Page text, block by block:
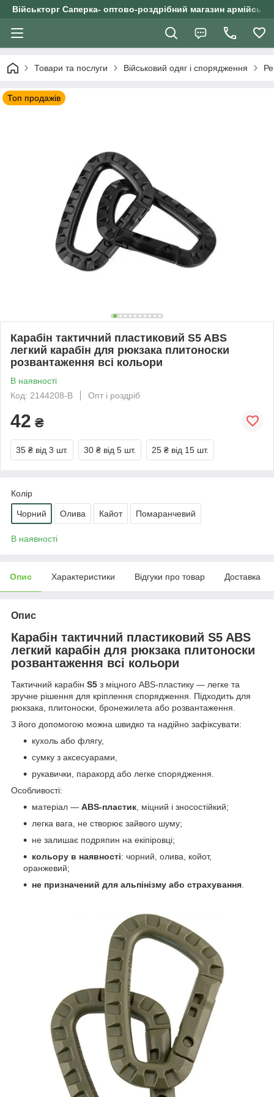
Військторг Саперка- оптово-роздрібний магазин
Товари та послуги Військовий одяг і спорядження
Топ продажів
Карабін тактичний пластиковий S5 ABS
легкий карабін для рюкзака плитоноски
розвантаження всі кольори
В наявності
Код: 2144208-B
Опт і роздріб
42 ₴
35 ₴ від 3 шт. 30 ₴ від 5 шт. 25 ₴ від 15 шт.
Колір
Чорний Олива Кайот Помаранчевий
В наявності
Опис Характеристики Відгуки про товар Доставка
Опис
Карабін тактичний пластиковий S5 ABS
легкий карабін для рюкзака плитоноски
розвантаження всі кольори
Тактичний карабін S5 з міцного ABS-пластику — легке та
зручне рішення для кріплення спорядження. Підходить для
рюкзака, плитоноски, бронежилета або розвантаження.
З його допомогою можна швидко та надійно зафіксувати:
кухоль або флягу,
сумку з аксесуарами,
рукавички, паракорд або легке спорядження.
Особливості:
матеріал — ABS-пластик, міцний і зносостійкий;
легка вага, не створює зайвого шуму;
не залишає подряпин на екіпіровці;
кольору в наявності: чорний, олива, койот,
оранжевий;
не призначений для альпінізму або страхування.